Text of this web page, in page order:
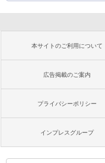
本サイトのご利用について
広告掲載のご案内
プライバシーポリシー
インプレスグループ